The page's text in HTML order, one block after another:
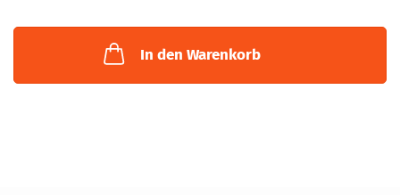
In den Warenkorb